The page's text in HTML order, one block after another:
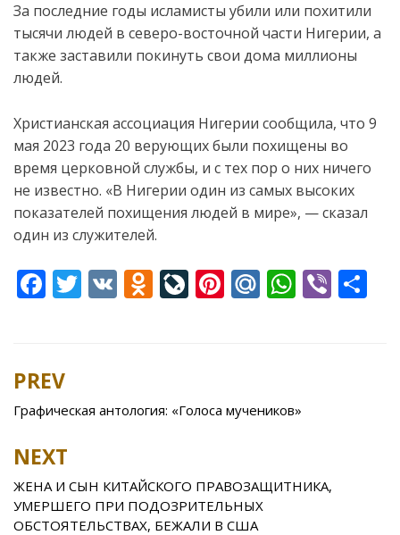
За последние годы исламисты убили или похитили
тысячи людей в северо-восточной части Нигерии, а
также заставили покинуть свои дома миллионы
людей.
Христианская ассоциация Нигерии сообщила, что 9
мая 2023 года 20 верующихбыли похищены во
время церковной службы, и с тех пор о них ничего
не известно. «В Нигерии один из самых высоких
показателей похищения людей в мире», — сказал
один из служителей.
F
b
o
o
k
T V O
kl
as
ni
ki
Li
u
r
al
Pi
st
M
u
W
p
Vi
Post
navigation
PREV
Графическая антология: «Голоса мучеников»
NEXT
ЖЕНА И СЫН КИТАЙСКОГО ПРАВОЗАЩИТНИКА,
УМЕРШЕГО ПРИ ПОДОЗРИТЕЛЬНЫХ
ОБСТОЯТЕЛЬСТВАХ, БЕЖАЛИ В США